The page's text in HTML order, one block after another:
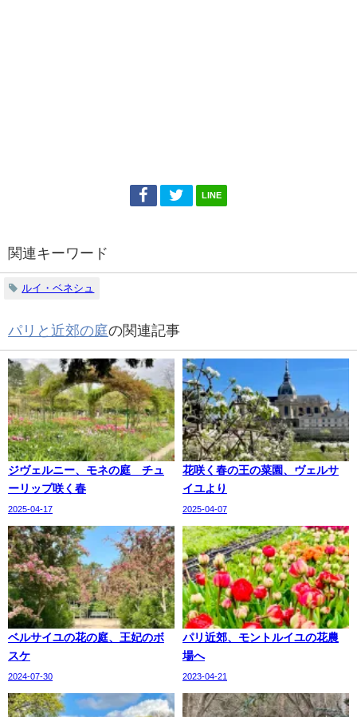
LINE
関連キーワード
ルイ・ベネシュ
パリと近郊の庭の関連記事
ジヴェルニー、モネの庭 チュ
ーリップ咲く春
2025-04-17
花咲く春の王の菜園、ヴェルサ
イユより
2025-04-07
ベルサイユの花の庭、王妃のボ
スケ
2024-07-30
パリ近郊、モントルイユの花農
場へ
2023-04-21